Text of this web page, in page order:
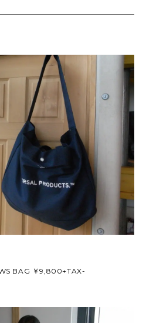
2025(70)
2023 (114)
2021 (153)
2019(330)
BAG ￥9,800+TAX-